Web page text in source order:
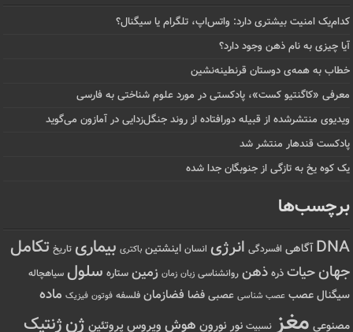
کدام‌یک امنیت بیشتری دارد: واتس‌اپ، تلگرام یا سیگنال؟
آیا چیزی به نام ذهن وجود دارد؟
خطاب به همه‌ی دوستان قرنطینه‌نشین
معرفی «کاگنتیو کست»، پادکستی در مورد علوم شناختی به فارسی
ویدیوی منتشرشده از قبیله دورافتاده‌ از روند جنگل‌زدایی در آمازون می‌گوید
پادکست قندهار منتشر شد
یک کوه یخ به تازگی از جنوبگان جدا شده
برچسب‌ها
DNA آگاهی افسردگی انرژی انسان اینشتین باکتری بیماری تاریخ تکامل
جهانحیات ذره ذهن روانشناسی زبان زمان زمین ستاره سلول سیاهچاله
سیگنال عصب عصب شناسی عصبی فضا فضازمان فلسفه فوتون فیزیک ماده
مصنوعی مغز نسبیت نور نورون هوش ویروس پروتئین ژنژنتیک